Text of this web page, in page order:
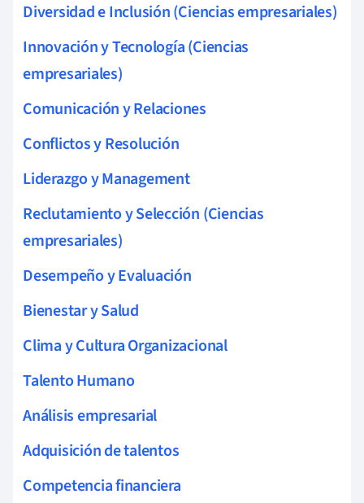
Diversidad e Inclusión (Ciencias empresariales)
Innovación y Tecnología (Ciencias
empresariales)
Comunicación y Relaciones
Conflictos y Resolución
Liderazgo y Management
Reclutamiento y Selección (Ciencias
empresariales)
Desempeño y Evaluación
Bienestar y Salud
Clima y Cultura Organizacional
Talento Humano
Análisis empresarial
Adquisición de talentos
Competencia financiera